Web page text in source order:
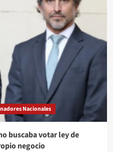
Nacionales
buscaba votar ley de
negocio